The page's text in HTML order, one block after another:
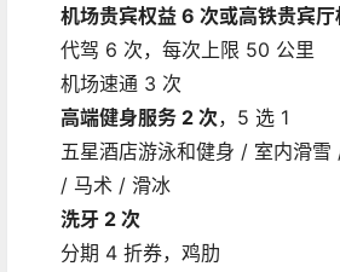
机场贵宾权益 6 次或高铁贵宾厅
代驾 6 次，每次上限 50 公里
机场速通 3 次
高端健身服务 2 次，5 选 1
五星酒店游泳和健身 / 室内滑
/ 马术 / 滑冰
洗牙 2 次
分期 4 折券，鸡肋